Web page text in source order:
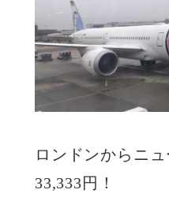
ロンドンからニ
33,333円！